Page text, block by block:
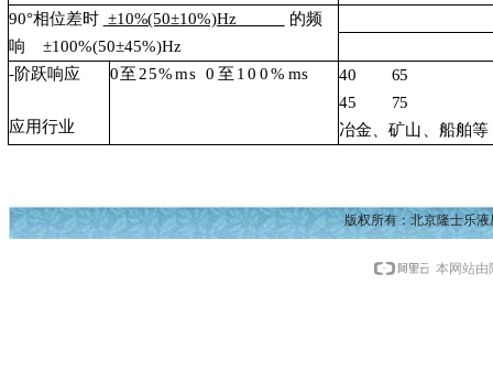
90°相位差时 ±10%(50±10%)Hz
的频
响
±100%(50±45%)Hz
-阶跃响应
应用行业
0至25%ms 0至100% ms 40
65
45
75
冶金、矿山、船舶等
版权所有：北京隆士乐
本网站由